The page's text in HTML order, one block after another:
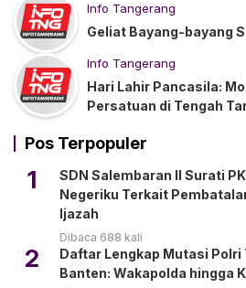
Info Tangerang
Geliat Bayang-bayang
Info Tangerang
Hari Lahir Pancasila:
Persatuan di Tengah
Pos Terpopuler
1
SDN Salembaran II Surati
Negeriku Terkait
Ijazah
Dibaca 688 kali
2
Daftar Lengkap Mutasi Polri
Banten: Wakapolda hingga